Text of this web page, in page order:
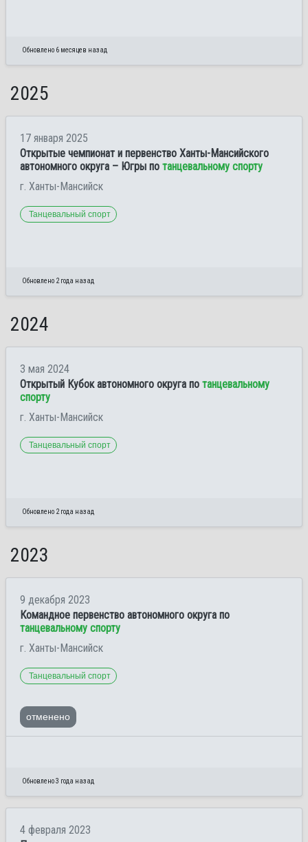
Обновлено 6 месяцев назад
2025
17 января 2025
Открытые чемпионат и первенство Ханты-Мансийского
автономного округа – Югры по танцевальному спорту
г. Ханты-Мансийск
Танцевальный спорт
Обновлено 2 года назад
2024
3 мая 2024
Открытый Кубок автономного округа по танцевальному
спорту
г. Ханты-Мансийск
Танцевальный спорт
Обновлено 2 года назад
2023
9 декабря 2023
Командное первенство автономного округа по
танцевальному спорту
г. Ханты-Мансийск
Танцевальный спорт
отменено
Обновлено 3 года назад
4 февраля 2023